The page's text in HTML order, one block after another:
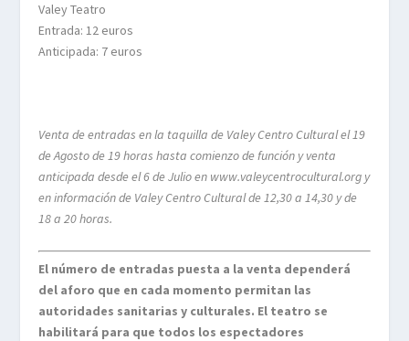
Valey Teatro
Entrada: 12 euros
Anticipada: 7 euros
Venta de entradas en la taquilla de Valey Centro Cultural el 19
de Agosto de 19 horas hasta comienzo de función y venta
anticipada desde el 6 de Julio en www.valeycentrocultural.org y
en información de Valey Centro Cultural de 12,30 a 14,30 y de
18 a 20 horas.
El número de entradas puesta a la venta dependerá
del aforo que en cada momento permitan las
autoridades sanitarias y culturales. El teatro se
habilitará para que todos los espectadores